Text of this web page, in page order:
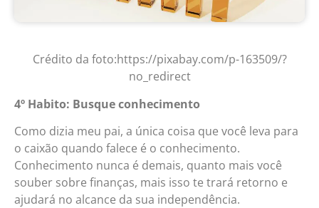
Crédito da foto:https://pixabay.com/p-163509/?
no_redirect
4º Habito: Busque conhecimento
Como dizia meu pai, a única coisa que você leva para
o caixão quando falece é o conhecimento.
Conhecimento nunca é demais, quanto mais você
souber sobre finanças, mais isso te trará retorno e
ajudará no alcance da sua independência.